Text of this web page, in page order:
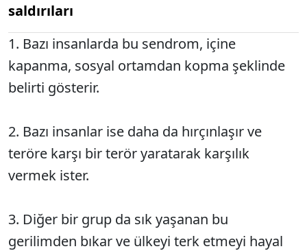
saldırıları
1. Bazı insanlarda bu sendrom, içine
kapanma, sosyal ortamdan kopma şeklinde
belirti gösterir.
2. Bazı insanlar ise daha da hırçınlaşır ve
teröre karşı bir terör yaratarak karşılık
vermek ister.
3. Diğer bir grup da sık yaşanan bu
gerilimden bıkar ve ülkeyi terk etmeyi hayal